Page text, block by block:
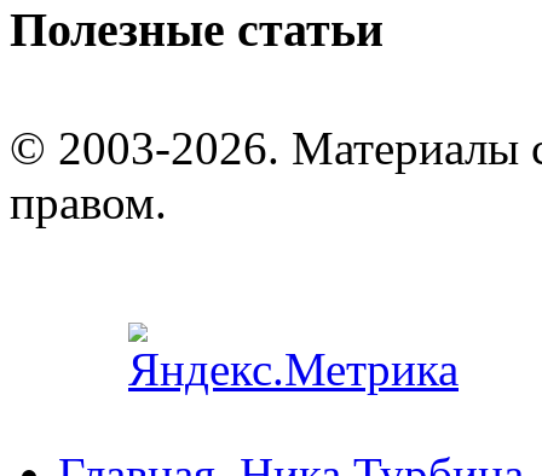
Полезные статьи
© 2003-2026. Материалы
правом.